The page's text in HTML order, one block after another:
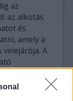
az
az alkotás
és
amely a
velejárója. A
a Matrinez